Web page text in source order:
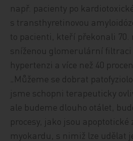
např. pacienty po
s transthyretinovou
to pacienti, kteří překonali 70.
sníženou glomerulární filtraci
hypertenzi a více než 40
„Můžeme se dobrat
jsme schopni terapeuticky
ale budeme dlouho otálet,
procesy, jako jsou apoptotické
myokardu, s nimiž lze udělat